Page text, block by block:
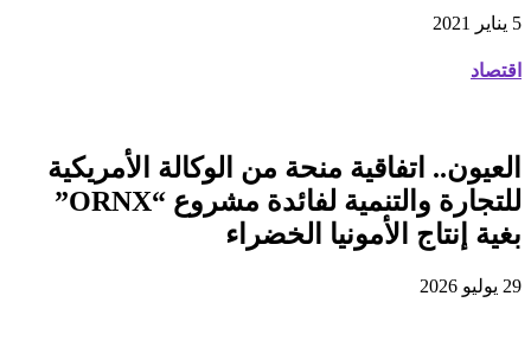
5 يناير 2021
اقتصاد
العيون.. اتفاقية منحة من الوكالة الأمريكية
للتجارة والتنمية لفائدة مشروع “ORNX”
بغية إنتاج الأمونيا الخضراء
29 يوليو 2026